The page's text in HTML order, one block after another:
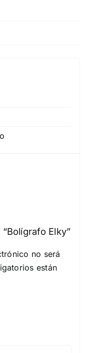
Elky”
no será
están